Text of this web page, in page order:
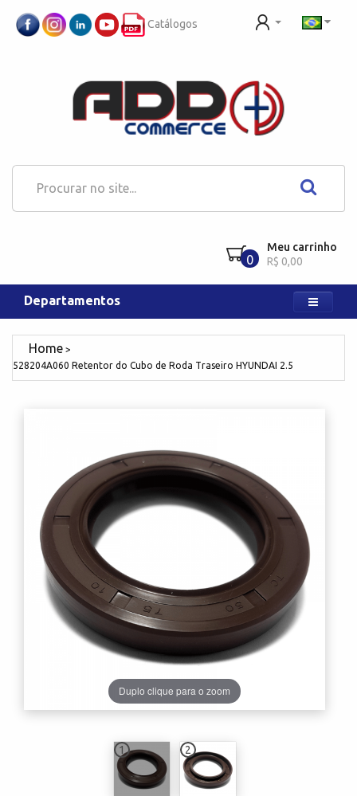
Catálogos
0
Meu carrinho
R$ 0,00
Departamentos
528204A060 Retentor do Cubo de Roda Traseiro HYUNDAI 2.5
1 2
Duplo clique para o zoom